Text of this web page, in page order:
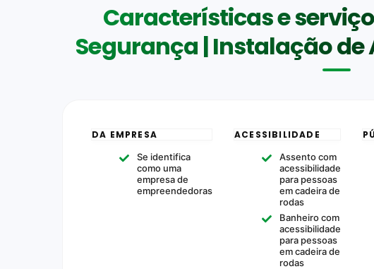
Características e
Segurança | Instalação
DA EMPRESA
Se identifica
como uma
empresa de
empreendedoras
ACESSIBILIDADE
Assento com
acessibilidade
para pessoas
em cadeira de
rodas
Banheiro com
acessibilidade
para pessoas
em cadeira de
rodas